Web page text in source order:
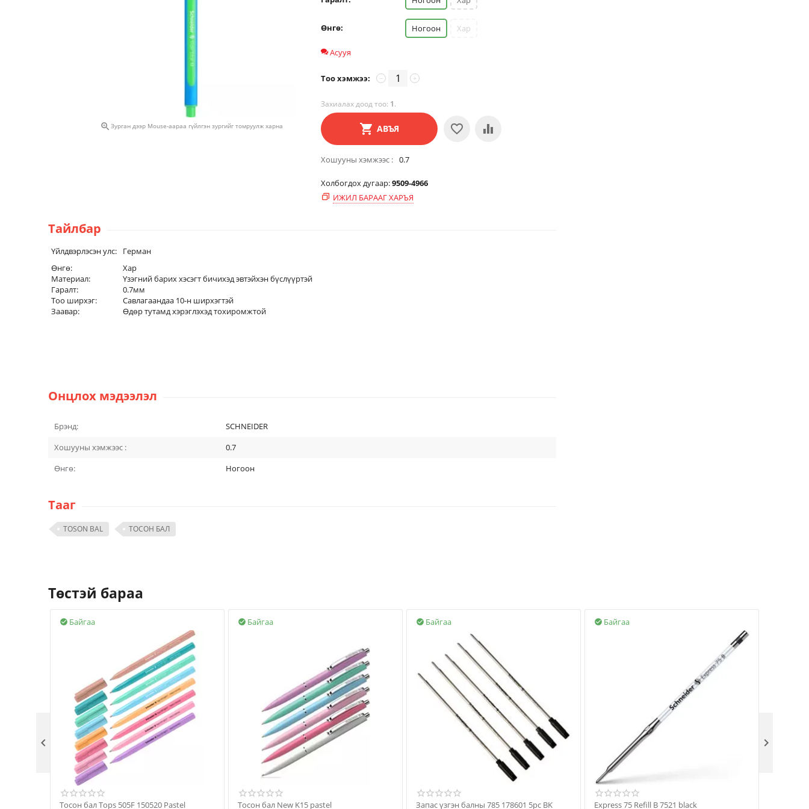
 Зурган дээр Mouse-аараа гүйлгэн зургийг томруулж харна
Өнгө: Ногоон Хар
Асууя
Тоо хэмжээ: +
−
Захиалах доод тоо: 1.
АВЪЯ
Хошууны хэмжээс 0.7
Холбогдох дугаар:9509-4966
ИЖИЛ БАРААГ ХАРЪЯ
Тайлбар
Үйлдвэрлэсэн улс:
Герман
Өнгө:
Материал:
Гаралт:
Тоо ширхэг:
Заавар:
Хар
Үзэгний барих хэсэгт бичихэд эвтэйхэн бүслүүртэй
0.7мм
Савлагаандаа 10-н ширхэгтэй
Өдөр тутамд хэрэглэхэд тохиромжтой
Онцлох мэдээлэл
Брэнд:
SCHNEIDER
Хошууны хэмжээс :
0.7
Өнгө:
Ногоон
Тааг
TOSON BAL ТОСОН БАЛ
Төстэй бараа
Байгаа

Тосон бал Tops 505F 150520 Pastel
Байгаа

Тосон бал New K15 pastel
Байгаа

Запас үзгэн балны 785 178601 5pc BK
Байгаа

Express 75 Refill B 7521 black
 